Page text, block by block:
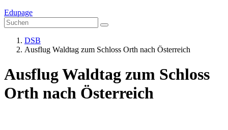
Edupage
DSB
Ausflug Waldtag zum Schloss Orth nach Österreich
Ausflug Waldtag zum Schloss
Orth nach Österreich